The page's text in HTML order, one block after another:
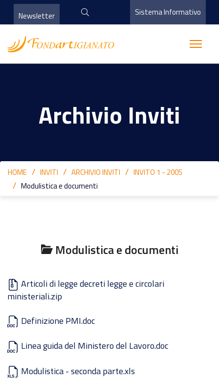
Newsletter Sistema Informativo
Archivio Inviti
HOME INVITI ARCHIVIO INVITI
INVITO 1 - 2005
Modulistica e documenti
Modulistica e documenti
Articoli di legge decreti legge e circolari
ministeriali.zip
Definizione PMI.doc
Linea guida del Ministero del Lavoro.doc
Modulistica - seconda parte.xls